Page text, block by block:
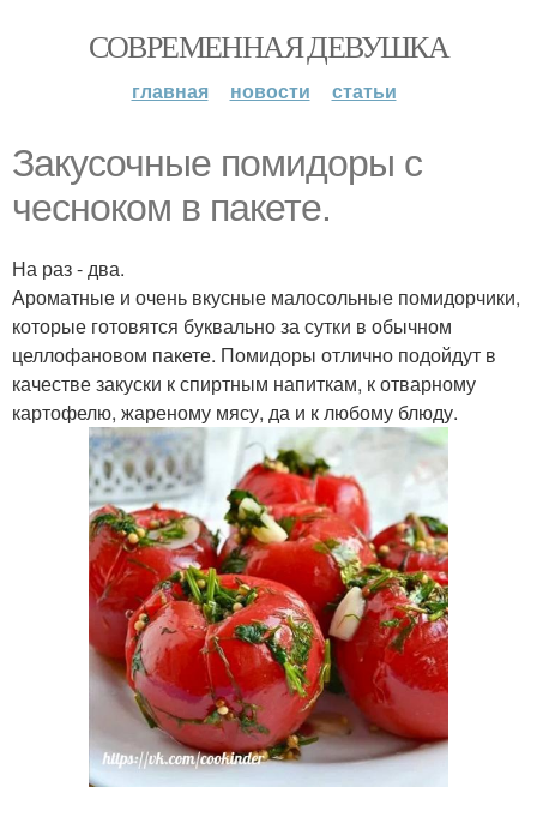
СОВРЕМЕННАЯ ДЕВУШКА
главная новости статьи
Закусочные помидоры с
чесноком в пакете.
На раз - два.
Ароматные и очень вкусные малосольные помидорчики,
которые готовятся буквально за сутки в обычном
целлофановом пакете. Помидоры отлично подойдут в
качестве закуски к спиртным напиткам, к отварному
картофелю, жареному мясу, да и к любому блюду.